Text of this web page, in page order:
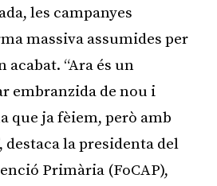
les campanyes
massiva assumides per
“Ara és un
embranzida de nou i
que ja fèiem, però amb
destaca la presidenta del
Primària (FoCAP),